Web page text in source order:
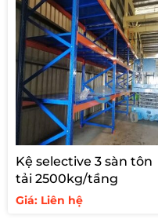
Kệ selective 3 sàn tôn
tải 2500kg/tầng
Giá: Liên hệ